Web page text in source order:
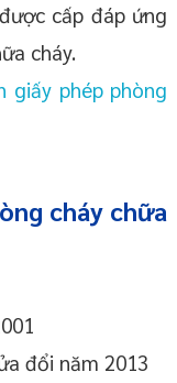
cấp đáp ứng
cháy.
giấy phép phòng
cháy chữa
đổi năm 2013